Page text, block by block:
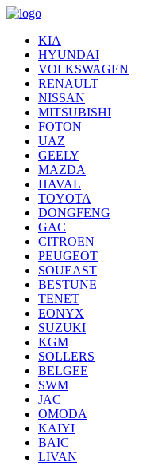
KIA
HYUNDAI
VOLKSWAGEN
RENAULT
NISSAN
MITSUBISHI
FOTON
UAZ
GEELY
MAZDA
HAVAL
TOYOTA
DONGFENG
GAC
CITROEN
PEUGEOT
SOUEAST
BESTUNE
TENET
EONYX
SUZUKI
KGM
SOLLERS
BELGEE
SWM
JAC
OMODA
KAIYI
BAIC
LIVAN